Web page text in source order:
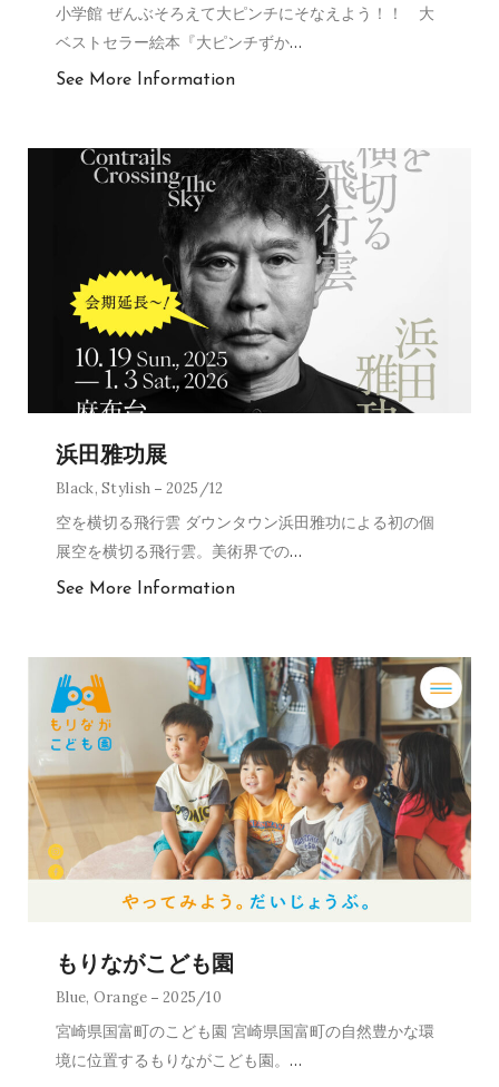
小学館 ぜんぶそろえて大ピンチにそなえよう！！ 大
ベストセラー絵本『大ピンチずか…
See More Information
浜田雅功展
Black,Stylish 2025/12
空を横切る飛行雲 ダウンタウン浜田雅功による初の個
展空を横切る飛行雲。美術界での…
See More Information
もりながこども園
Blue, Orange 2025/10
宮崎県国富町のこども園 宮崎県国富町の自然豊かな環
境に位置するもりながこども園。 …